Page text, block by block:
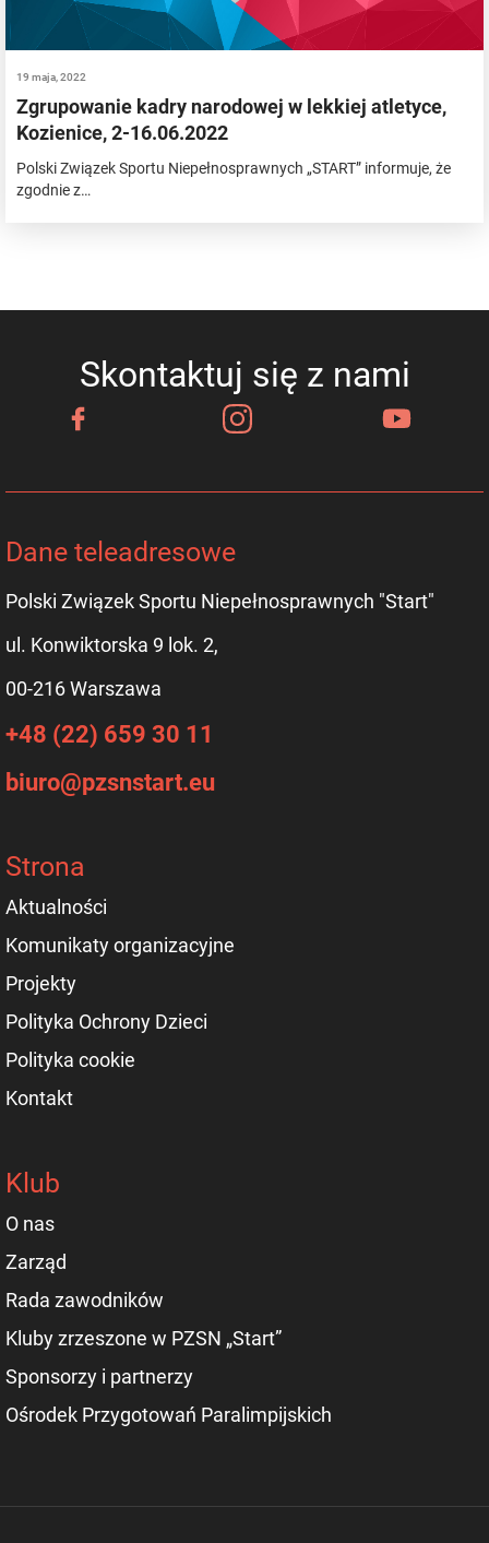
19 maja, 2022
Zgrupowanie kadry narodowej w lekkiej atletyce,
Kozienice, 2-16.06.2022
Polski Związek Sportu Niepełnosprawnych „START” informuje, że
zgodnie z…
Skontaktuj się z nami
Dane teleadresowe
Polski Związek Sportu Niepełnosprawnych "Start"
ul. Konwiktorska 9 lok. 2,
00-216 Warszawa
+48 (22) 659 30 11
biuro@pzsnstart.eu
Strona
Aktualności
Komunikaty organizacyjne
Projekty
Polityka Ochrony Dzieci
Polityka cookie
Kontakt
Klub
O nas
Zarząd
Rada zawodników
Kluby zrzeszone w PZSN „Start”
Sponsorzy i partnerzy
Ośrodek Przygotowań Paralimpijskich